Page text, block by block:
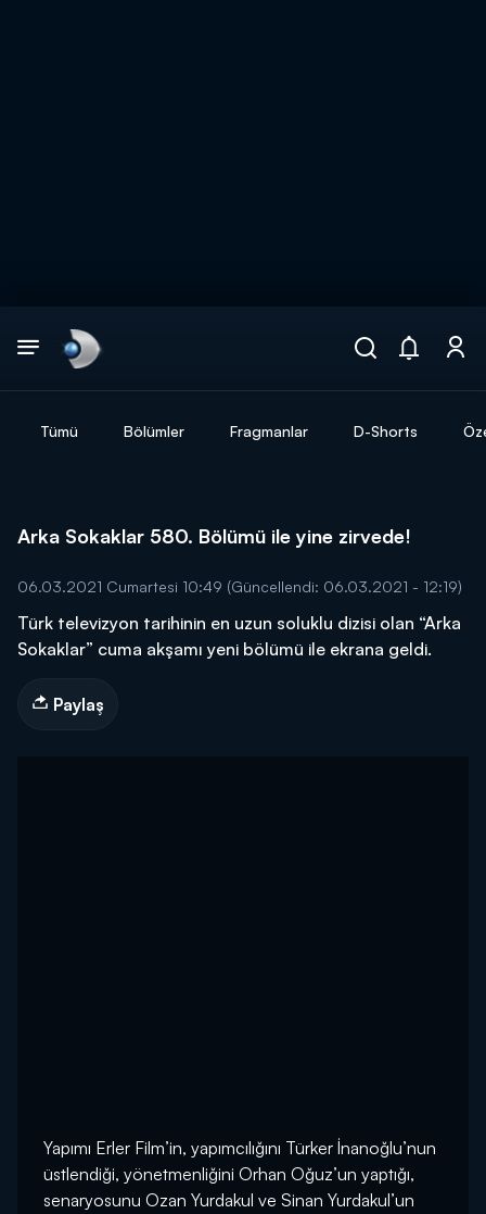
Tümü Bölümler Fragmanlar D-Shorts
Arka Sokaklar 580. Bölümü ile yine zirvede!
06.03.2021 Cumartesi 10:49 (Güncellendi: 06.03.2021 - 12:19)
Türk televizyon tarihinin en uzun soluklu dizisi olan “Arka
Sokaklar” cuma akşamı yeni bölümü ile ekrana geldi.
Paylaş
Yapımı Erler Film’in, yapımcılığını Türker İnanoğlu’nun
üstlendiği, yönetmenliğini Orhan Oğuz’un yaptığı,
senaryosunu Ozan Yurdakul ve Sinan Yurdakul’un